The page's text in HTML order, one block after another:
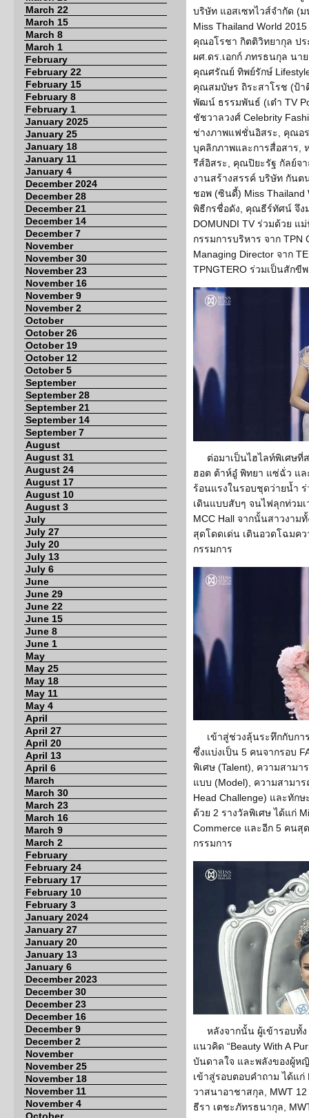
March 22
March 15
March 8
March 1
February
February 22
February 15
February 8
February 1
January 2025
January 25
January 18
January 11
January 4
December 2024
December 28
December 21
December 14
December 7
November
November 30
November 23
November 16
November 9
November 2
October
October 26
October 19
October 12
October 5
September
September 28
September 21
September 14
September 7
August
August 31
August 24
August 17
August 10
August 3
July
July 27
July 20
July 13
July 6
June
June 29
June 22
June 15
June 8
June 1
May
May 25
May 18
May 11
May 4
April
April 27
April 20
April 13
April 6
March
March 30
March 23
March 16
March 9
March 2
February
February 24
February 17
February 10
February 3
January 2024
January 27
January 20
January 13
January 6
December 2023
December 30
December 23
December 16
December 9
December 2
November
November 25
November 18
November 11
November 4
บริษัท แอสเซทไวส์จำกัด
Miss Thailand World
คุณอโรชา กิตติวิทยากุล ปร
ผศ.ดร.เอกก์ ภทรธนกุล นา
คุณศรัณย์ ทิพย์รักษ์
คุณสมบัษร ถิระสาโรช (ป้
พัฒน์ ธรรมพันธ์ (เต๋า TV
ชัชวาลวงศ์ Celebrity
ช่างภาพแฟชั่นอิสระ, คุณอ
บุคลิกภาพและการสื่อสาร,
รีส์อิสระ, คุณปิยะรัฐ กัลย์จ
งานสร้างสรรค์ บริษัท กัน
ชอพ (ซินดี้) Miss
พิธีกรชื่อดัง, คุณธีร์ทัศน์ จึ
DOMUNDI TV ร่วมด้วย
กรรมการบริหาร จาก
Managing Director จาก
TPNGTERO ร่วมเป็นสักขี
ต่อมาเป็นไฮไลท์พิเศษที่
ฮอต ต้าห์อู๋ พิทยา แซ่ฉั่ว แล
ร้อนแรงในรอบชุดว่ายน้ำ
เดินแบบสับๆ จนไฟลุกท่วมเ
MCC Hall จากนั้นสาวงาม
สุดโดดเด่น เดินอวดโฉมค
กรรมการ
เข้าสู่ช่วงลุ้นระทึกกับก
ซึ่งแบ่งเป็น 5 คนจากรอบ
พิเศษ (Talent), ความสาม
แบบ (Model), ความสามา
Head Challenge) และทัก
ด้วย 2 รางวัลพิเศษ ได้แก่
Commerce และอีก 5 คน
กรรมการ
หลังจากนั้น ผู้เข้ารอบทั้
แนวคิด “Beauty With A
บันดาลใจ และพลังของผู้ห
เข้าสู่รอบตอบคำถาม ได้แ
วาสนาอาชาสกุล, MWT
ธีรา เตชะภัทรธนากุล,